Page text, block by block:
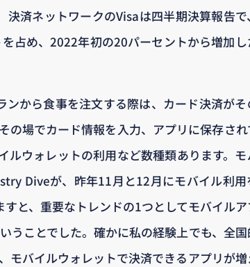
済ネットワークのVisaは四半期決算報告
占め、2022年初の20パーセントから増加
から食事を注文する際は、カード決済が
の場でカード情報を入力、アプリに保存され
ウォレットの利用など数種類あります。
Diveが、昨年11月と12月にモバイル利用
と、重要なトレンドの1つとしてモバイル
うことでした。確かに私の経験上でも、全
モバイルウォレットで決済できるアプリが増